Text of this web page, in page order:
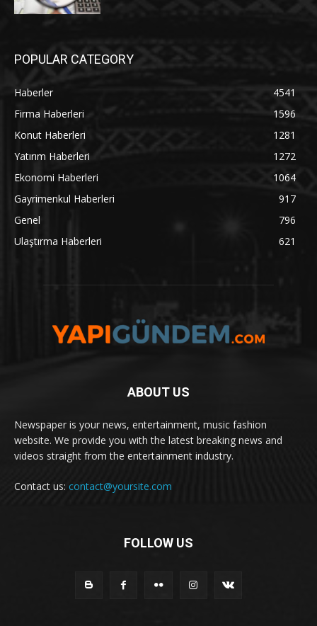
POPULAR CATEGORY
Haberler
4541
Firma Haberleri
1596
Konut Haberleri
1281
Yatırım Haberleri
1272
Ekonomi Haberleri
1064
Gayrimenkul Haberleri
917
Genel
796
Ulaştırma Haberleri
621
ABOUT US
Newspaper is your news, entertainment, music fashion
website. We provide you with the latest breaking news and
videos straight from the entertainment industry.
Contact us: contact@yoursite.com
FOLLOW US